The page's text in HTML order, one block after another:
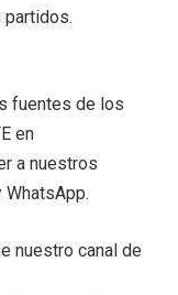
partidos.
fuentes de los
en
a nuestros
WhatsApp.
nuestro canal de